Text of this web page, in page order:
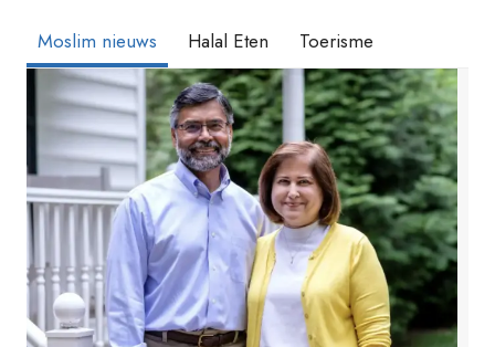
‘ALLAH
IS
DE
GROOTSTE’
Moslim nieuws Halal Eten Toerisme